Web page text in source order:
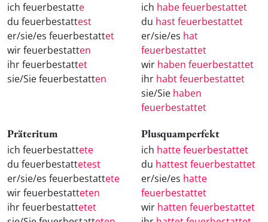
ich feuerbestatte
du feuerbestattest
er/sie/es feuerbestattet
wir feuerbestatten
ihr feuerbestattet
sie/Sie feuerbestatten
ich habe feuerbestattet
du hast feuerbestattet
er/sie/es hat
feuerbestattet
wir haben feuerbestattet
ihr habt feuerbestattet
sie/Sie haben
feuerbestattet
Präteritum
ich feuerbestattete
du feuerbestattetest
er/sie/es feuerbestattete
wir feuerbestatteten
ihr feuerbestattetet
Plusquamperfekt
ich hatte feuerbestattet
du hattest feuerbestattet
er/sie/es hatte
feuerbestattet
wir hatten feuerbestattet